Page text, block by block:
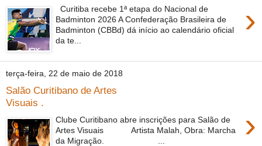
›
Curitiba recebe 1ª etapa do Nacional de
Badminton 2026 A Confederação Brasileira de
Badminton (CBBd) dá início ao calendário oficial
da te...
terça-feira, 22 de maio de 2018
Salão Curitibano de Artes
Visuais .
›
Clube Curitibano abre inscrições para Salão de
Artes Visuais Artista Malah, Obra: Marcha
da Migração. ...